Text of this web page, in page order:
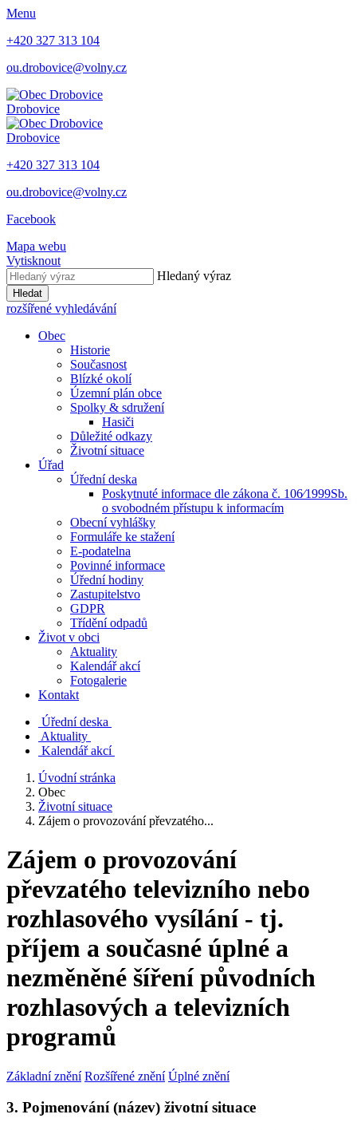
Menu
+420 327 313 104
ou.drobovice@volny.cz
Drobovice
Drobovice
+420 327 313 104
ou.drobovice@volny.cz
Facebook
Mapa webu
Vytisknout
Hledaný výraz
Hledat
rozšířené vyhledávání
Obec
Historie
Současnost
Blízké okolí
Územní plán obce
Spolky & sdružení
Hasiči
Důležité odkazy
Životní situace
Úřad
Úřední deska
Poskytnuté informace dle zákona č. 106⁄1999Sb.
o svobodném přístupu k informacím
Obecní vyhlášky
Formuláře ke stažení
E-podatelna
Povinné informace
Úřední hodiny
Zastupitelstvo
GDPR
Třídění odpadů
Život v obci
Aktuality
Kalendář akcí
Fotogalerie
Kontakt
Úřední deska
Aktuality
Kalendář akcí
Úvodní stránka
Obec
Životní situace
Zájem o provozování převzatého...
Zájem o provozování
převzatého televizního nebo
rozhlasového vysílání - tj.
příjem a současné úplné a
nezměněné šíření původních
rozhlasových a televizních
programů
Základní znění Rozšířené znění Úplné znění
3. Pojmenování (název) životní situace